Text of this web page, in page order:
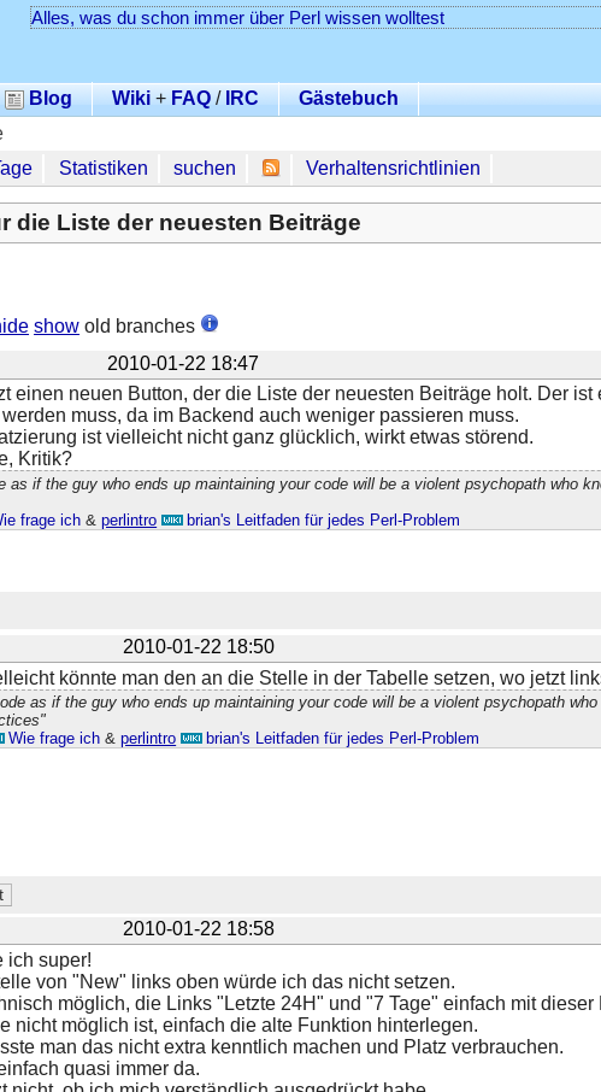
Alles, was du schon immer über Perl wissen wolltest
Blog Wiki+ FAQ /IRC
Gästebuch
Statistiken suchen Verhaltensrichtlinien
die Liste der neuesten Beiträge
show old branches
2010-01-22 18:47
einen neuen Button, der die Liste der neuesten Beiträge holt. Der
muss, da im Backend auch weniger passieren muss.
ist vielleicht nicht ganz glücklich, wirkt etwas störend.
Kritik?
as if the guy who ends up maintaining your code will be a violent psychopath who
frage ich &perlintro brian's Leitfaden für jedes Perl-Problem
2010-01-22 18:50
könnte man den an die Stelle in der Tabelle setzen, wo jetzt
as if the guy who ends up maintaining your code will be a violent psychopath
Wie frage ich &perlintro brian's Leitfaden für jedes Perl-Problem
2010-01-22 18:58
ich super!
von "New" links oben würde ich das nicht setzen.
möglich, die Links "Letzte 24H" und "7 Tage" einfach mit
nicht möglich ist, einfach die alte Funktion hinterlegen.
man das nicht extra kenntlich machen und Platz verbrauchen.
quasi immer da.